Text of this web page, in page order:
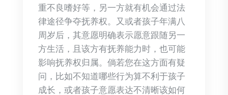
重不良嗜好等，另一方就有机会通过法
律途径争夺抚养权。又或者孩子年满八
周岁后，其意愿明确表示愿意跟随另一
方生活，且该方有抚养能力时，也可能
影响抚养权归属。倘若您在这方面有疑
问，比如不知道哪些行为算不利于孩子
成长，或者孩子意愿表达不清晰该如何